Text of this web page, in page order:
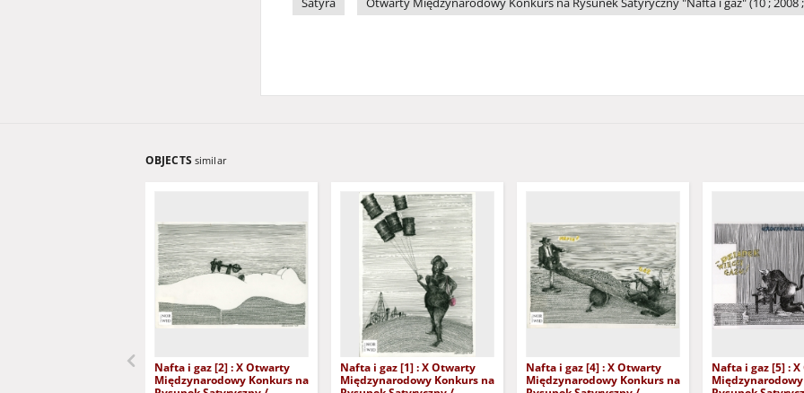
Satyra
Otwarty Międzynarodowy Konkurs na Rysunek Satyryczny "Nafta i gaz" (10 ; 2008
OBJECTS similar
Nafta i gaz [2] : X Otwarty
Międzynarodowy Konkurs na
Nafta i gaz [1] : X Otwarty
Międzynarodowy Konkurs na
Nafta i gaz [4] : X Otwarty
Międzynarodowy Konkurs na
Nafta i gaz [5] :